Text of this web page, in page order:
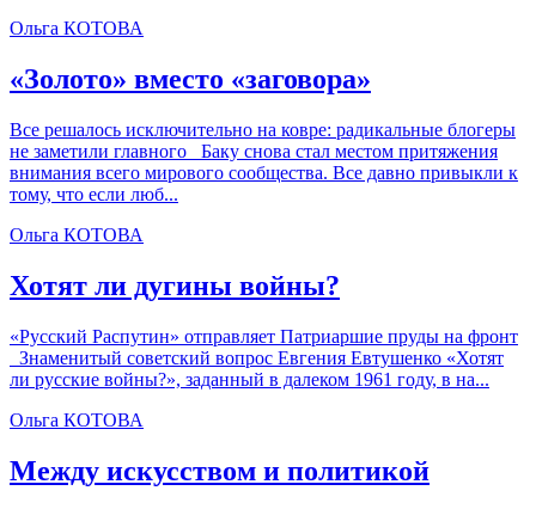
Ольга КОТОВА
«Золото» вместо «заговора»
Все решалось исключительно на ковре: радикальные блогеры
не заметили главного Баку снова стал местом притяжения
внимания всего мирового сообщества. Все давно привыкли к
тому, что если люб...
Ольга КОТОВА
Хотят ли дугины войны?
«Русский Распутин» отправляет Патриаршие пруды на фронт
Знаменитый советский вопрос Евгения Евтушенко «Хотят
ли русские войны?», заданный в далеком 1961 году, в на...
Ольга КОТОВА
Между искусством и политикой